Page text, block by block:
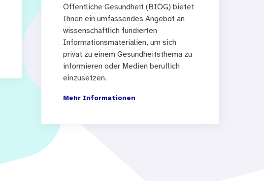
Öffentliche Gesundheit (BIÖG) bietet
Ihnen ein umfassendes Angebot an
wissenschaftlich fundierten
Informationsmaterialien, um sich
privat zu einem Gesundheitsthema zu
informieren oder Medien beruflich
einzusetzen.
Mehr Informationen